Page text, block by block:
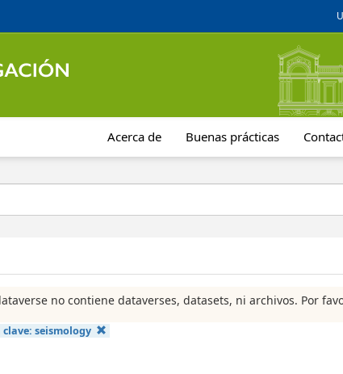
Acerca de Buenas prácticas
no contiene dataverses, datasets, ni archivos. Por
seismology